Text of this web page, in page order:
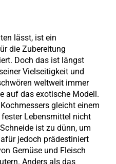
lässt, ist ein
die Zubereitung
Doch das ist längst
Vielseitigkeit und
weltweit immer
auf das exotische Modell.
gleicht einem
Lebensmittel nicht
ist zu dünn, um
jedoch prädestiniert
Gemüse und Fleisch
Anders als das